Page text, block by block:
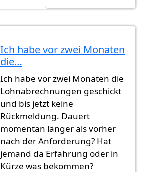
Ich habe vor zwei Monaten
die…
Ich habe vor zwei Monaten die
Lohnabrechnungen geschickt
und bis jetzt keine
Rückmeldung. Dauert
momentan länger als vorher
nach der Anforderung? Hat
jemand da Erfahrung oder in
Kürze was bekommen?